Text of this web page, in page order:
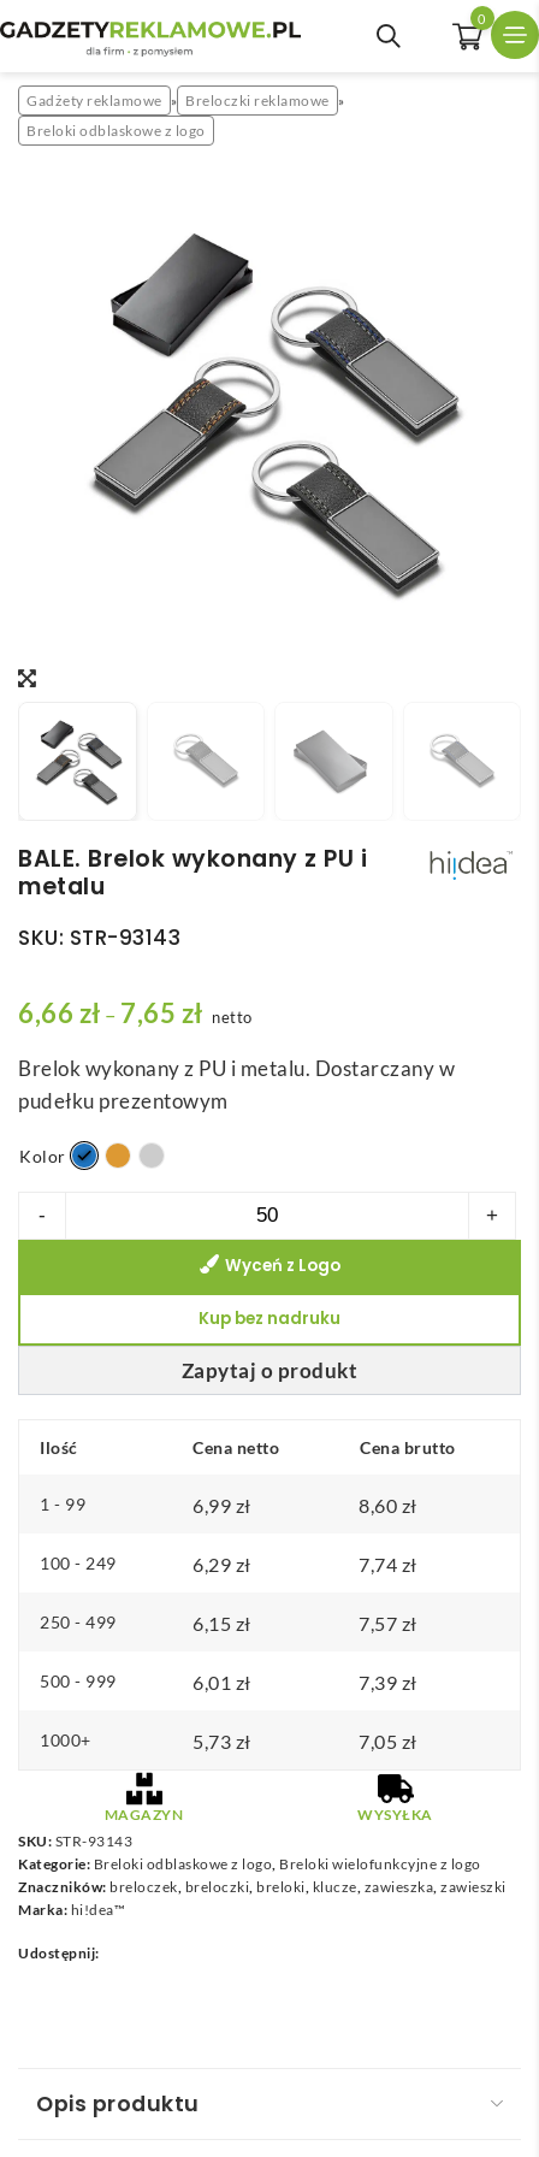
0
Gadżety reklamowe » Breloczki reklamowe »
Breloki odblaskowe z logo
BALE. Brelok wykonany z PU i
metalu
SKU: STR-93143
6,66 zł – 7,65 złZ
k
r
e
n
:
o
d
6
6
6
z
d
7
6
ł
netto
Brelok wykonany z PU i metalu. Dostarczany w
pudełku prezentowym
Kolor
-
BALE.
i
+
Zapytaj o produkt
Wyceń z Logo
Kup bez nadruku
Ilość Cena netto Cena brutto
1 - 99 6,99 zł 8,60 zł
100 - 249 6,29 zł 7,74 zł
250 - 499 6,15 zł 7,57 zł
500 - 999 6,01 zł 7,39 zł
1000+ 5,73 zł 7,05 zł
MAGAZYN
WYSYŁKA
SKU: STR-93143
Kategorie: Breloki odblaskowe z logo, Breloki wielofunkcyjne z logo
Znaczników: breloczek, breloczki, breloki, klucze, zawieszka, zawieszki
Marka: hi!dea™
Udostępnij:
Opis produktu